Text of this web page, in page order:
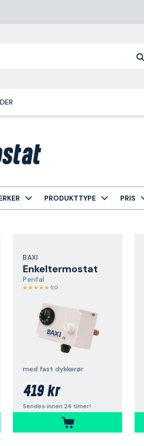
PRODUKTTYPE PRIS
BAXI
Enkeltermostat
Perifal
5,0
med fast dykkerør
419 kr
Sendes innen 24 timer!